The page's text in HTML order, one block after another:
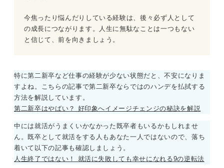
今焦ったり悩んだりしている経験は、後々必ず人として
の成長につながります。人生に無駄なことは一つもない
と信じて、前を向きましょう。
特に第二新卒など仕事の経験が少ない状態だと、不安になりま
すよね。こちらの記事で第二新卒ならではのハンデを払拭する
方法を解説しています。
第二新卒はやばい？ 好印象へイメージチェンジの秘訣を解説
中には就活がうまくいかなかった既卒者もいるかもしれませ
ん。既卒として就活をする人もあなた一人ではないので、落ち
着いて以下の記事も確認しましょう。
人生終了ではない！ 就活に失敗しても幸せになれる9の逆転法